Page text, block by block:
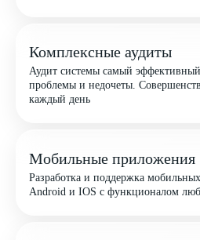
Комплексные аудиты
Аудит системы самый
проблемы и недочеты.
каждый день
Мобильные приложения
Разработка и поддержка
Android и IOS с функционалом